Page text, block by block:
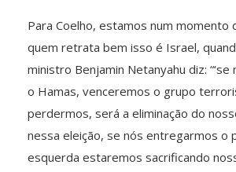
Para Coelho, estamos num momento
quem retrata bem isso é Israel,
ministro Benjamin Netanyahu diz:
o Hamas, venceremos o grupo
perdermos, será a eliminação do
nessa eleição, se nós entregarmos o
esquerda estaremos sacrificando